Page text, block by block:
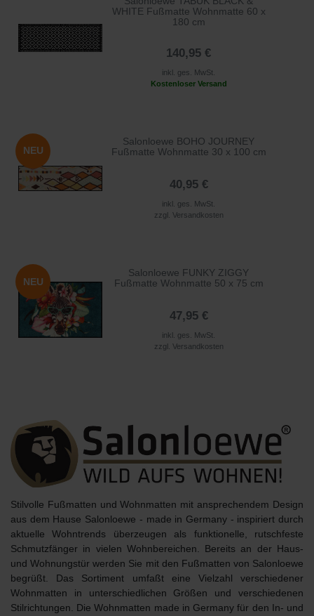
WHITE Fußmatte Wohnmatte 60 x
180 cm
140,95 €
inkl. ges. MwSt.
Kostenloser Versand
NEU
Salonloewe BOHO JOURNEY
Fußmatte Wohnmatte 30 x 100 cm
40,95 €
inkl. ges. MwSt.
zzgl. Versandkosten
NEU
Salonloewe FUNKY ZIGGY
Fußmatte Wohnmatte 50 x 75 cm
47,95 €
inkl. ges. MwSt.
zzgl. Versandkosten
Stilvolle Fußmatten und Wohnmatten mit ansprechendem Design
aus dem Hause Salonloewe - made in Germany- inspiriert durch
aktuelle Wohntrends überzeugen als funktionelle, rutschfeste
Schmutzfänger in vielen Wohnbereichen. Bereits an der Haus-
und Wohnungstür werden Sie mit den Fußmatten von Salonloewe
begrüßt. Das Sortiment umfaßt eine Vielzahl verschiedener
Wohnmatten in unterschiedlichen Größen und verschiedenen
Stilrichtungen. Die Wohnmatten made in Germany für den In- und